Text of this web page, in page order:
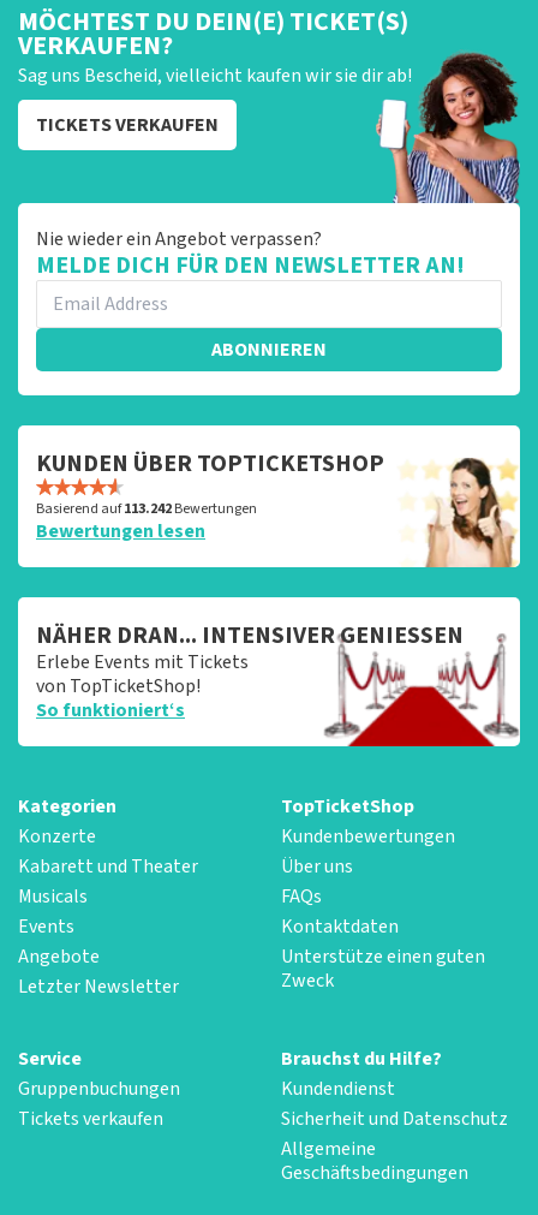
MÖCHTEST DU DEIN(E) TICKET(S)
VERKAUFEN?
Sag uns Bescheid, vielleicht kaufen wir sie dir ab!
TICKETS VERKAUFEN
Nie wieder ein Angebot verpassen?
MELDE DICH FÜR DEN NEWSLETTER AN!
ABONNIEREN
KUNDEN ÜBER TOPTICKETSHOP
Basierend auf113.242Bewertungen
Bewertungen lesen
NÄHER DRAN... INTENSIVER GENIESSEN
Erlebe Events mit Tickets
von TopTicketShop!
So funktioniert‘s
Kategorien
Konzerte
Kabarett und Theater
Musicals
Events
Angebote
Letzter Newsletter
TopTicketShop
Kundenbewertungen
Über uns
FAQs
Kontaktdaten
Unterstütze einen guten
Zweck
Service
Gruppenbuchungen
Tickets verkaufen
Brauchst du Hilfe?
Kundendienst
Sicherheit und Datenschutz
Allgemeine
Geschäftsbedingungen